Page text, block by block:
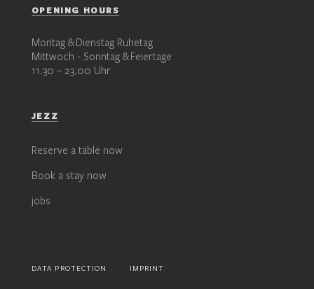
OPENING HOURS
Montag & Dienstag Ruhetag
Mittwoch - Sonntag & Feiertage
11.30 – 23.00 Uhr
JEZZ
Reserve a table now
Book a stay now
jobs
DATA PROTECTION IMPRINT